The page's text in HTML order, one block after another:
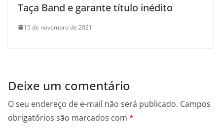
Taça Band e garante título inédito
15 de novembro de 2021
Deixe um comentário
O seu endereço de e-mail não será publicado. Campos
obrigatórios são marcados com *